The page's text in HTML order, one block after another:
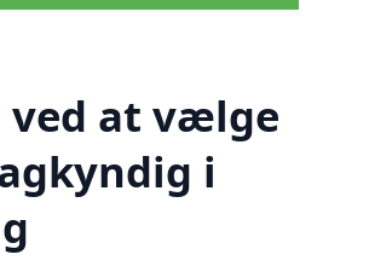
ved at vælge
i